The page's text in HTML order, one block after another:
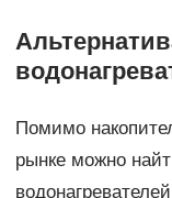
Помимо
рынке можно